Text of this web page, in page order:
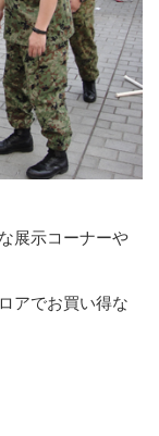
展示コーナーや
アでお買い得な